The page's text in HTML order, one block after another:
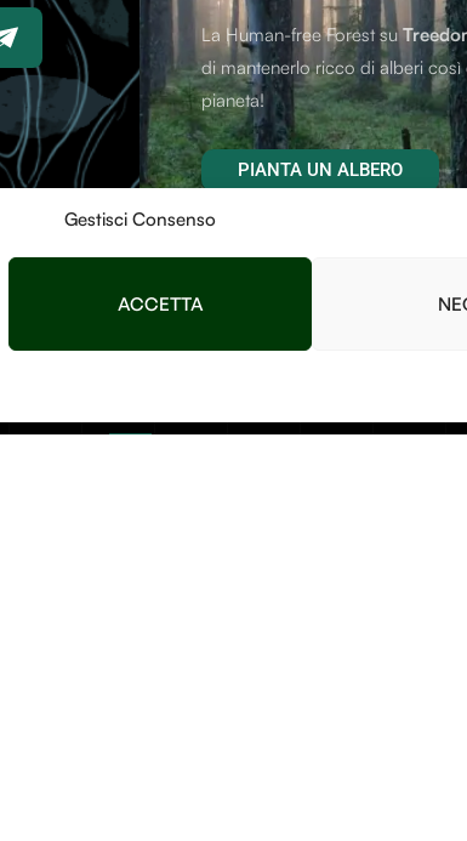
Gestisci Consenso
ACCETTA
La Human-free Forest su
di mantenerlo ricco di alberi
pianeta!
PIANTA UN ALBERO